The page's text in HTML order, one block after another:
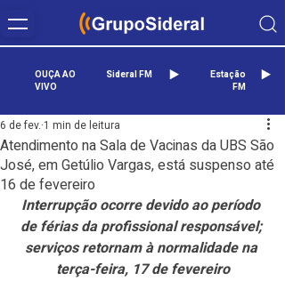
OUÇA AO
VIVO
Sideral FM
Estação
FM
Atendimento na Sala de Vacinas da UBS São
José, em Getúlio Vargas, está suspenso até
16 de fevereiro
6 de fev. 1 min de leitura
Interrupção ocorre devido ao período
de férias da profissional responsável;
serviços retornam à normalidade na
terça-feira, 17 de fevereiro